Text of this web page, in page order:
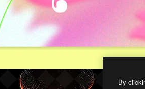
モバイルアプ
すべての
ール
2026Freepik Company S.L.U.無断複写・転載を
By